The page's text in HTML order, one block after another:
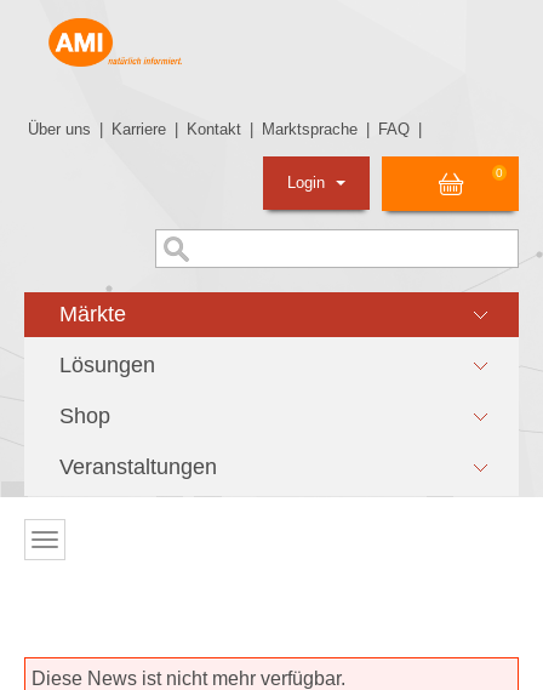
Über uns Karriere Kontakt Marktsprache FAQ
0
Login
Märkte
Lösungen
Shop
Veranstaltungen
Diese News ist nicht mehr verfügbar.